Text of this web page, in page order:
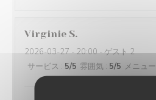
Virginie S
2026-03-27- 20:00 - ゲスト 2
サービス : 5/5 雰囲気 : 5/5 メニュー